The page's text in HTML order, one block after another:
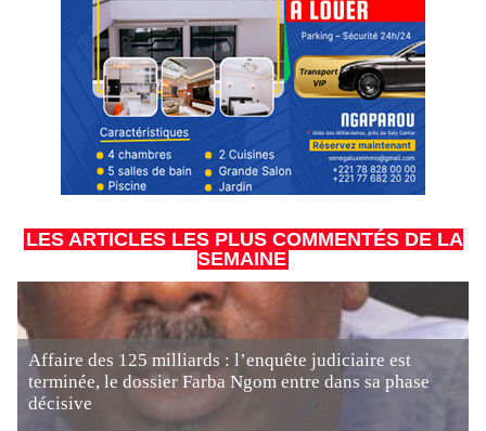
LES ARTICLES LES PLUS COMMENTÉS DE LA
SEMAINE
Affaire des 125 milliards : l’enquête judiciaire est
terminée, le dossier Farba Ngom entre dans sa phase
décisive